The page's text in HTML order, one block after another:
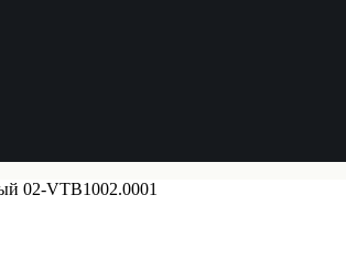
02-VTB1002.0001